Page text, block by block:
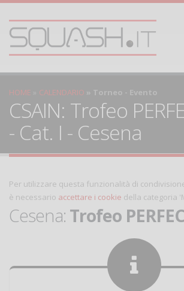
HOME CALENDARIO Torneo - Evento
CSAIN: Trofeo
- Cat. I - Cesena
Per utilizzare questa funzionalità di
è necessario accettare i cookie della categoria
Cesena: Trofeo